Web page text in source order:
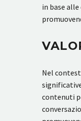
in base
Nel
contenuti